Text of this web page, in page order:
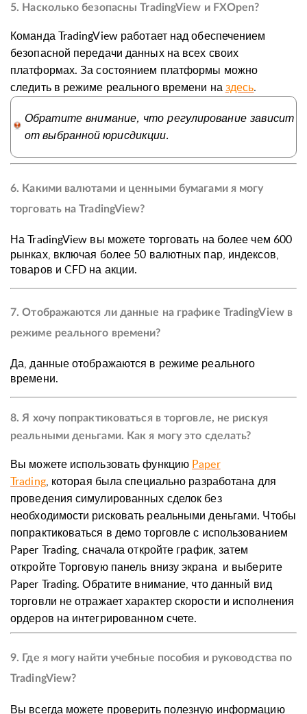
5. Насколько безопасны TradingView и FXOpen?
Команда TradingView работает над обеспечением
безопасной передачи данных на всех своих
платформах. За состоянием платформы можно
следить в режиме реального времени наздесь.
Обратите внимание, что регулирование зависит
от выбранной юрисдикции.
6. Какими валютами и ценными бумагами я могу
торговать на TradingView?
На TradingView вы можете торговать на более чем 600
рынках, включая более 50 валютных пар, индексов,
товаров и CFD на акции.
7. Отображаются ли данные на графике TradingView в
режиме реального времени?
Да, данные отображаются в режиме реального
времени.
8. Я хочу попрактиковаться в торговле, не рискуя
реальными деньгами. Как я могу это сделать?
Вы можете использовать функцию Paper
Trading, которая была специально разработана для
проведения симулированных сделок без
необходимости рисковать реальными деньгами. Чтобы
попрактиковаться в демо торговле с использованием
Paper Trading, сначала откройте график, затем
откройте Торговую панель внизу экрана и выберите
Paper Trading. Обратите внимание, что данный вид
торговли не отражает характер скорости и исполнения
ордеров на интегрированном счете.
9. Где я могу найти учебные пособия и руководства по
TradingView?
Вы всегда можете проверить полезную информацию